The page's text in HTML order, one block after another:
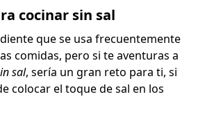
cocinar sin sal
que se usa frecuentemente
comidas, pero si te aventuras a
sal, sería un gran reto para ti, si
colocar el toque de sal en los